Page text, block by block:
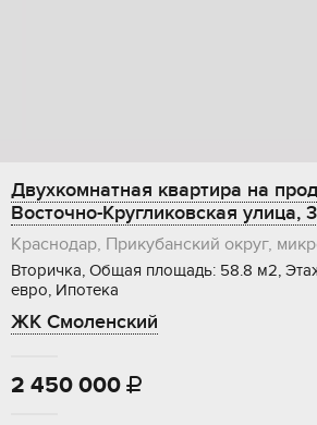
Двухкомнатная квартира на
Восточно-Кругликовская улица,
Краснодар, Прикубанский округ,
Вторичка, Общая площадь: 58.8 м2,
евро, Ипотека
ЖК Смоленский
2 450 000 